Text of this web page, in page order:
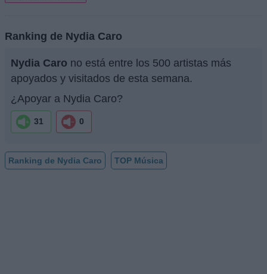
Ranking de Nydia Caro
Nydia Caro no está entre los 500 artistas más
apoyados y visitados de esta semana.
¿Apoyar a Nydia Caro?
31 0
Ranking de Nydia Caro TOP Música